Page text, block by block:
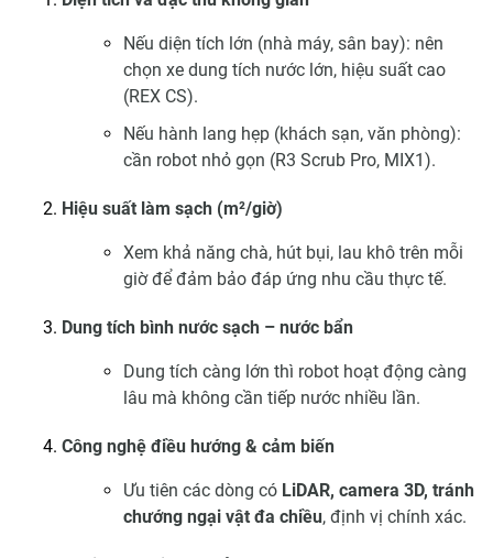
Nếu diện tích lớn (nhà máy, sân bay): nên
chọn xe dung tích nước lớn, hiệu suất cao
(REX CS).
Nếu hành lang hẹp (khách sạn, văn phòng):
cần robot nhỏ gọn (R3 Scrub Pro, MIX1).
Hiệu suất làm sạch (m²/giờ)
Xem khả năng chà, hút bụi, lau khô trên mỗi
giờ để đảm bảo đáp ứng nhu cầu thực tế.
Dung tích bình nước sạch – nước bẩn
Dung tích càng lớn thì robot hoạt động càng
lâu mà không cần tiếp nước nhiều lần.
Công nghệ điều hướng & cảm biến
Ưu tiên các dòng có LiDAR, camera 3D, tránh
chướng ngại vật đa chiều, định vị chính xác.